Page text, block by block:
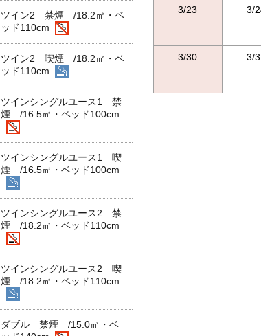
ツイン2 禁煙 /18.2㎡・ベ
ッド110cm
ツイン2 喫煙 /18.2㎡・ベ
ッド110cm
ツインシングルユース1 禁
煙 /16.5㎡・ベッド100cm
ツインシングルユース1 喫
煙 /16.5㎡・ベッド100cm
ツインシングルユース2 禁
煙 /18.2㎡・ベッド110cm
ツインシングルユース2 喫
煙 /18.2㎡・ベッド110cm
ダブル 禁煙 /15.0㎡・ベ
3/23 3/
3/30 3/